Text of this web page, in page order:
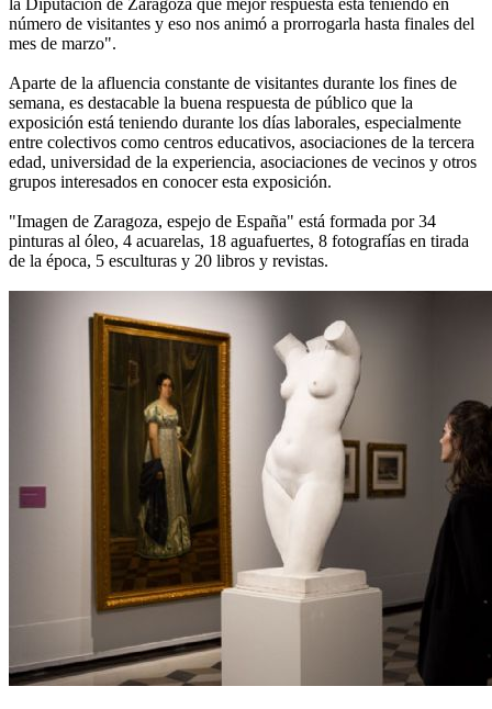
la Diputación de Zaragoza que mejor respuesta está teniendo en
número de visitantes y eso nos animó a prorrogarla hasta finales del
mes de marzo".
Aparte de la afluencia constante de visitantes durante los fines de
semana, es destacable la buena respuesta de público que la
exposición está teniendo durante los días laborales, especialmente
entre colectivos como centros educativos, asociaciones de la tercera
edad, universidad de la experiencia, asociaciones de vecinos y otros
grupos interesados en conocer esta exposición.
"Imagen de Zaragoza, espejo de España" está formada por 34
pinturas al óleo, 4 acuarelas, 18 aguafuertes, 8 fotografías en tirada
de la época, 5 esculturas y 20 libros y revistas.